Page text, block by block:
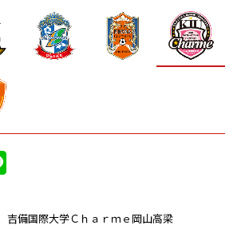
吉備国際大学Ｃｈａｒｍｅ岡山高梁